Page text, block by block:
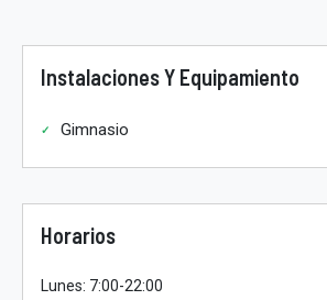
Instalaciones Y Equipamiento
Gimnasio
Horarios
Lunes: 7:00-22:00